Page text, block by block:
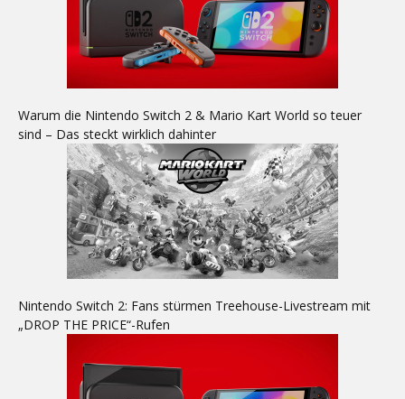
Warum die Nintendo Switch 2 & Mario Kart World so teuer
sind – Das steckt wirklich dahinter
Nintendo Switch 2: Fans stürmen Treehouse-Livestream mit
„DROP THE PRICE“-Rufen